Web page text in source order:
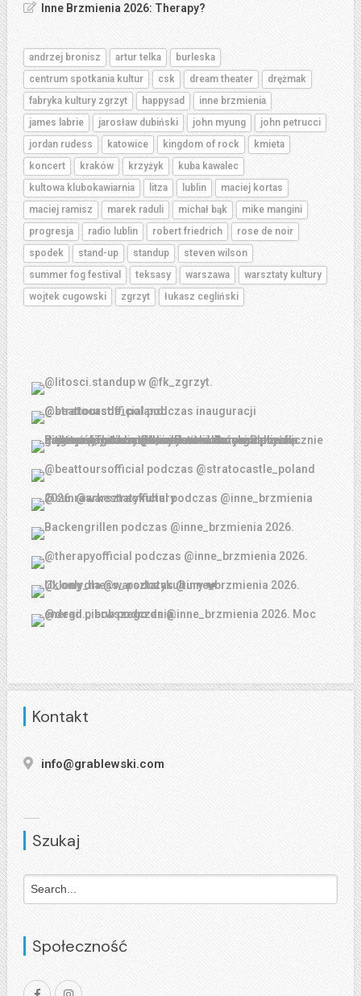
Inne Brzmienia 2026: Therapy?
andrzej bronisz artur telka
burleska
centrum spotkania kultur
csk dream theater
drężmak
fabryka kultury zgrzyt
happysad
inne brzmienia
james labrie
jarosław dubiński john myung
john petrucci
jordan rudess
katowice kingdom of rock
kmieta
koncert
kraków krzyżyk
kuba kawalec
kultowa klubokawiarnia
litza lublin
maciej kortas
maciej ramisz
marek raduli michał bąk
mike mangini
progresja
radio lublin robert friedrich
rose de noir
spodek
stand-up standup
steven wilson
summer fog festival
teksasy warszawa
warsztaty kultury
wojtek cugowski
zgrzyt łukasz cegliński
Kontakt
info@grablewski.com
Szukaj
Społeczność